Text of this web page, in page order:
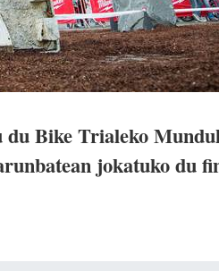
Bike Trialeko
jokatuko du